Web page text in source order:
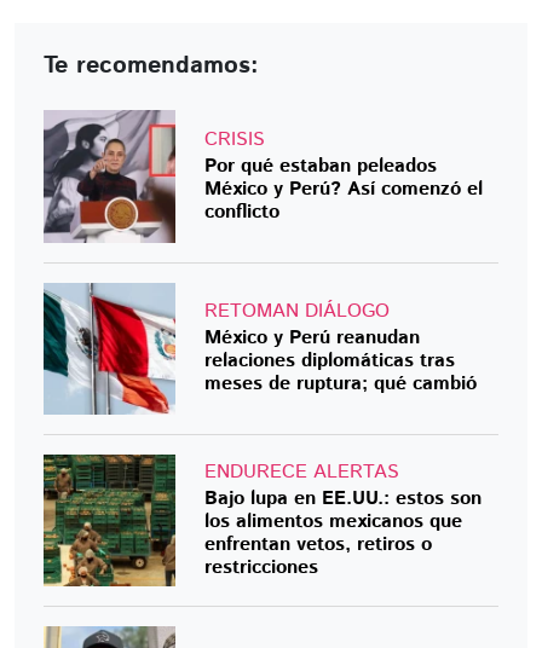
Te recomendamos:
CRISIS
Por qué estaban peleados
México y Perú? Así comenzó el
conflicto
RETOMAN DIÁLOGO
México y Perú reanudan
relaciones diplomáticas tras
meses de ruptura; qué cambió
ENDURECE ALERTAS
Bajo lupa en EE.UU.: estos son
los alimentos mexicanos que
enfrentan vetos, retiros o
restricciones